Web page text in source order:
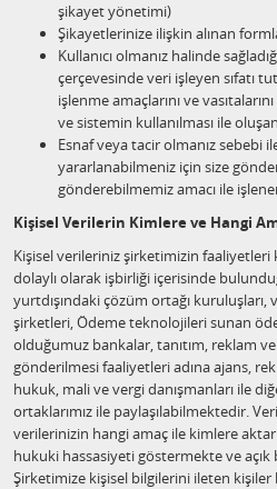
şikayet yönetimi)
Şikayetlerinize ilişkin alınan
Kullanıcı olmanız halinde
çerçevesinde veri işleyen sıfatı
işlenme amaçlarını ve
ve sistemin kullanılması ile
Esnaf veya tacir olmanız sebebi
yararlanabilmeniz için size
gönderebilmemiz amacı ile
Kişisel Verilerin Kimlere ve Hangi
Kişisel verileriniz şirketimizin faaliyetleri
dolaylı olarak işbirliği içerisinde
yurtdışındaki çözüm ortağı kuruluşları,
şirketleri, Ödeme teknolojileri sunan
olduğumuz bankalar, tanıtım, reklam
gönderilmesi faaliyetleri adına ajans,
hukuk, mali ve vergi danışmanları ile
ortaklarımız ile paylaşılabilmektedir.
verilerinizin hangi amaç ile kimlere
hukuki hassasiyeti göstermekte ve
Şirketimize kişisel bilgilerini ileten kişiler